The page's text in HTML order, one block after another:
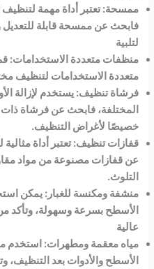
ممسحة: تعتبر أداة مهمة
فابحث عن ممسحة قابلة للتعديل
لتلبية
منظفات متعددة الاستخدامات:
متعددة الاستخدامات لتنظيف
فرشاة تنظيف: يستخدم لإزالة
المختلفة، فابحث عن فرشاة
خصيصًا لأغراض التنظيف.
قفازات تنظيف: تعتبر أداة
عن قفازات مصنوعة من مواد
التلوث.
منشفة ومكنسة للغبار: يمكن
الأسطح بسرعة وسهولة، وتأكد
عالية
مياه معقمة ومطهرات: استخدم
الأسطح والأدوات بعد